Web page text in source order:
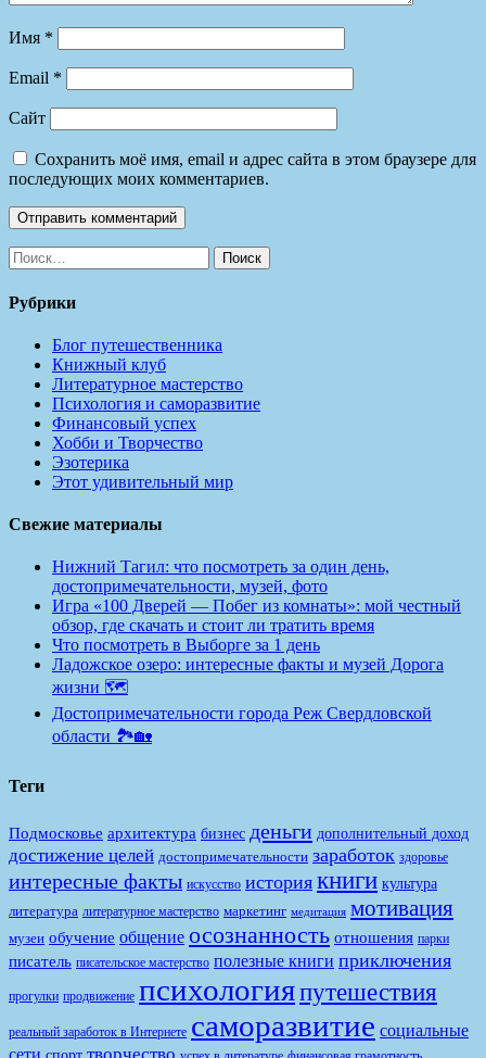
Имя *
Email *
Сайт
Сохранить моё имя, email и адрес сайта в этом браузере для
последующих моих комментариев.
Найти:
Рубрики
Блог путешественника
Книжный клуб
Литературное мастерство
Психология и саморазвитие
Финансовый успех
Хобби и Творчество
Эзотерика
Этот удивительный мир
Свежие материалы
Нижний Тагил: что посмотреть за один день,
достопримечательности, музей, фото
Игра «100 Дверей — Побег из комнаты»: мой честный
обзор, где скачать и стоит ли тратить время
Что посмотреть в Выборге за 1 день
Ладожское озеро: интересные факты и музей Дорога
жизни 🗺️
Достопримечательности города Реж Свердловской
области 🏞️🏡
Теги
Подмосковье архитектура бизнес деньги дополнительный доход
достижение целей достопримечательности заработок здоровье
интересные факты искусство история книги культура
литература литературное мастерство маркетинг медитация мотивация
музеи обучение общение осознанность отношения парки
писатель писательское мастерство полезные книги приключения
прогулки продвижение психологияпутешествия
реальный заработок в Интернете саморазвитие социальные
сети